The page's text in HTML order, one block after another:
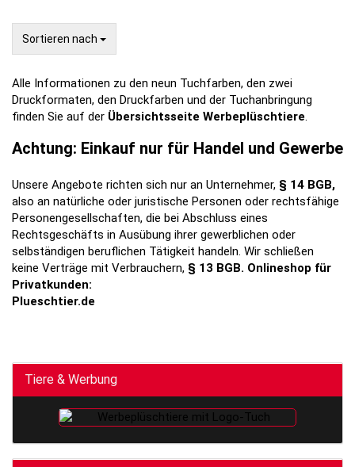
Sortieren nach
Sortieren nach
Alle Informationen zu den neun Tuchfarben, den zwei
Druckformaten, den Druckfarben und der Tuchanbringung
finden Sie auf der Übersichtsseite Werbeplüschtiere.
Achtung: Einkauf nur für Handel und Gewerbe
Unsere Angebote richten sich nur an Unternehmer, § 14 BGB,
also an natürliche oder juristische Personen oder rechtsfähige
Personengesellschaften, die bei Abschluss eines
Rechtsgeschäfts in Ausübung ihrer gewerblichen oder
selbständigen beruflichen Tätigkeit handeln. Wir schließen
keine Verträge mit Verbrauchern, § 13 BGB. Onlineshop für
Privatkunden:
Plueschtier.de
Tiere & Werbung